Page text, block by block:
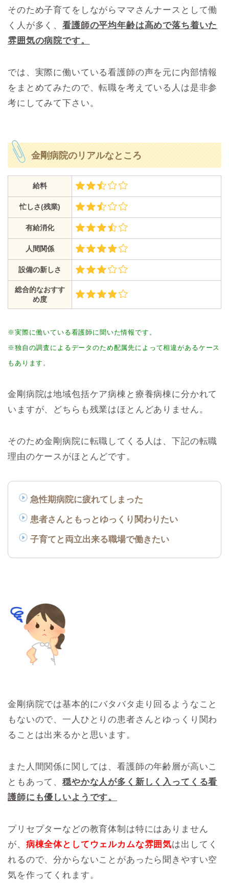
そのため子育てをしながらママさんナースとして働
く人が多く、看護師の平均年齢は高めで落ち着いた
雰囲気の病院です。
では、実際に働いている看護師の声を元に内部情報
をまとめてみたので、転職を考えている人は是非参
考にしてみて下さい。
金剛病院のリアルなところ
給料
忙しさ(残業)
有給消化
人間関係
設備の新しさ
総合的なおすす
め度
※実際に働いている看護師に聞いた情報です。
※独自の調査によるデータのため配属先によって相違があるケース
もあります。
金剛病院は地域包括ケア病棟と療養病棟に分かれて
いますが、どちらも残業はほとんどありません。
そのため金剛病院に転職してくる人は、下記の転職
理由のケースがほとんどです。
急性期病院に疲れてしまった
患者さんともっとゆっくり関わりたい
子育てと両立出来る職場で働きたい
金剛病院では基本的にバタバタ走り回るようなこと
もないので、一人ひとりの患者さんとゆっくり関わ
ることは出来るかと思います。
また人間関係に関しては、看護師の年齢層が高いこ
ともあって、穏やかな人が多く新しく入ってくる看
護師にも優しいようです。
プリセプターなどの教育体制は特にはありません
が、 病棟全体としてウェルカムな雰囲気は出してく
れるので、分からないことがあったら聞きやすい空
気を作ってくれます。